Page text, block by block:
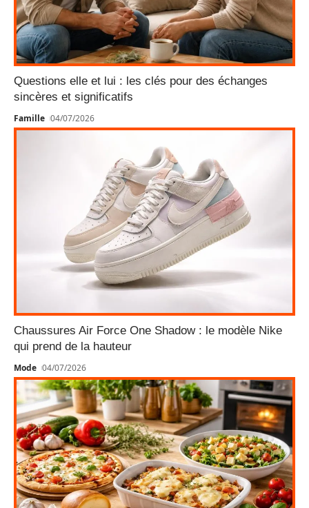
Questions elle et lui : les clés pour des échanges
sincères et significatifs
Famille 04/07/2026
Chaussures Air Force One Shadow : le modèle Nike
qui prend de la hauteur
Mode 04/07/2026